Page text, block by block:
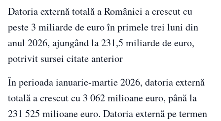
Datoria externă totală a României a crescut cu
peste 3 miliarde de euro în primele trei luni din
anul 2026, ajungând la 231,5 miliarde de euro,
potrivit sursei citate anterior
În perioada ianuarie-martie 2026, datoria externă
totală a crescut cu 3 062 milioane euro, până la
231 525 milioane euro. Datoria externă pe termen